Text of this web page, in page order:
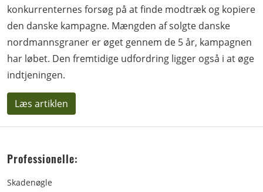
konkurrenternes forsøg på at finde modtræk og kopiere
den danske kampagne. Mængden af solgte danske
nordmannsgraner er øget gennem de 5 år, kampagnen
har løbet. Den fremtidige udfordring ligger også i at øge
indtjeningen.
Læs artiklen
Professionelle:
Skadenøgle